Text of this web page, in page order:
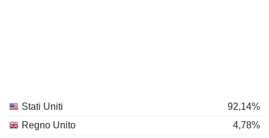
Stati Uniti
92,14%
Regno Unito
4,78%